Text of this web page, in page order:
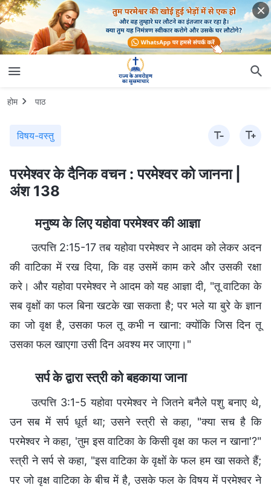
होम पाठ
विषय-वस्तु
परमेश्वर के दैनिक वचन : परमेश्वर को जानना |
अंश 138
मनुष्य के लिए यहोवा परमेश्वर की आज्ञा
उत्पत्ति 2:15-17 तब यहोवा परमेश्‍वर ने आदम को लेकर अदन
की वाटिका में रख दिया, कि वह उसमें काम करे और उसकी रक्षा
करे। और यहोवा परमेश्वर ने आदम को यह आज्ञा दी, "तू वाटिका के
सब वृक्षों का फल बिना खटके खा सकता है; पर भले या बुरे के ज्ञान
का जो वृक्ष है, उसका फल तू कभी न खाना: क्योंकि जिस दिन तू
उसका फल खाएगा उसी दिन अवश्य मर जाएगा।"
सर्प के द्वारा स्त्री को बहकाया जाना
उत्पत्ति 3:1-5 यहोवा परमेश्‍वर ने जितने बनैले पशु बनाए थे,
उन सब में सर्प धूर्त था; उसने स्त्री से कहा, "क्या सच है कि
परमेश्‍वर ने कहा, 'तुम इस वाटिका के किसी वृक्ष का फल न खाना'?"
स्त्री ने सर्प से कहा, "इस वाटिका के वृक्षों के फल हम खा सकते हैं;
पर जो वृक्ष वाटिका के बीच में है, उसके फल के विषय में परमेश्‍वर ने